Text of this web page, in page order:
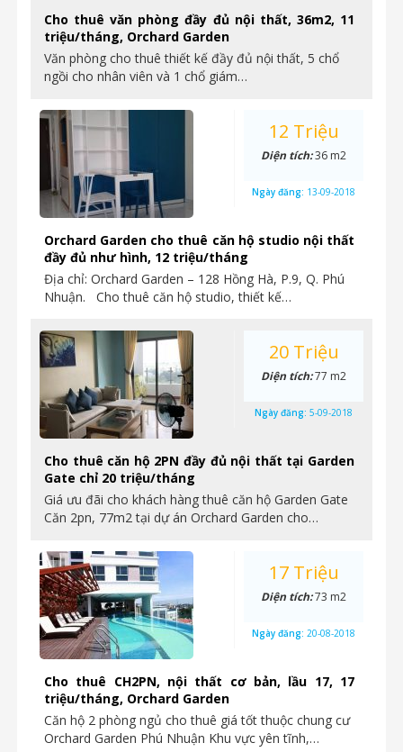
Cho thuê văn phòng đầy đủ nội thất, 36m2, 11
triệu/tháng, Orchard Garden
Văn phòng cho thuê thiết kế đầy đủ nội thất, 5 chổ
ngồi cho nhân viên và 1 chổ giám…
Orchard Garden cho thuê căn hộ studio nội thất
đầy đủ như hình, 12 triệu/tháng
Địa chỉ: Orchard Garden – 128 Hồng Hà, P.9, Q. Phú
Nhuận. Cho thuê căn hộ studio, thiết kế…
12 Triệu
Diện tích:36 m2
Ngày đăng: 13-09-2018
Cho thuê căn hộ 2PN đầy đủ nội thất tại Garden
Gate chỉ 20 triệu/tháng
Giá ưu đãi cho khách hàng thuê căn hộ Garden Gate
Căn 2pn, 77m2 tại dự án Orchard Garden cho…
20 Triệu
Diện tích:77 m2
Ngày đăng: 5-09-2018
Cho thuê CH2PN, nội thất cơ bản, lầu 17, 17
triệu/tháng, Orchard Garden
Căn hộ 2 phòng ngủ cho thuê giá tốt thuộc chung cư
Orchard Garden Phú Nhuận Khu vực yên tĩnh,…
17 Triệu
Diện tích:73 m2
Ngày đăng: 20-08-2018